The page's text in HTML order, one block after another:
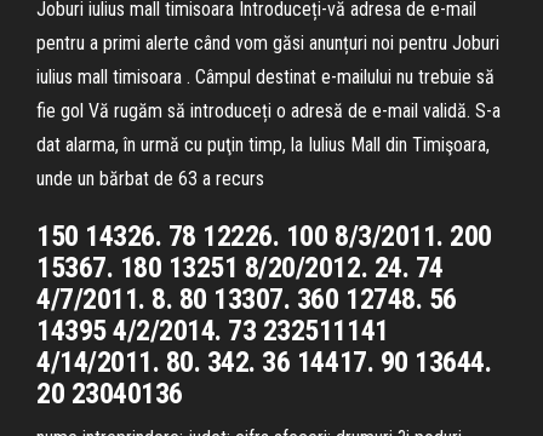
Joburi iulius mall timisoara Introduceți-vă adresa de e-mail
pentru a primi alerte când vom găsi anunțuri noi pentru Joburi
iulius mall timisoara . Câmpul destinat e-mailului nu trebuie să
fie gol Vă rugăm să introduceți o adresă de e-mail validă. S-a
dat alarma, în urmă cu puţin timp, la Iulius Mall din Timişoara,
unde un bărbat de 63 a recurs
150 14326. 78 12226. 100 8/3/2011. 200
15367. 180 13251 8/20/2012. 24. 74
4/7/2011. 8. 80 13307. 360 12748. 56
14395 4/2/2014. 73 232511141
4/14/2011. 80. 342. 36 14417. 90 13644.
20 23040136